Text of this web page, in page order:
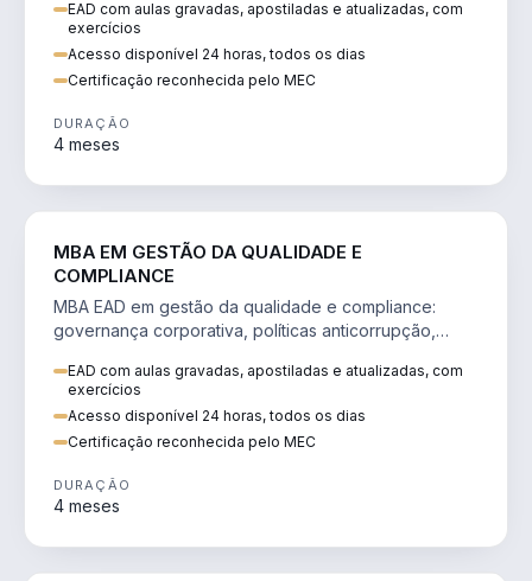
EAD com aulas gravadas, apostiladas e atualizadas, com
exercícios
Acesso disponível 24 horas, todos os dias
Certificação reconhecida pelo MEC
DURAÇÃO
4 meses
MBA EM GESTÃO DA QUALIDADE E
COMPLIANCE
MBA EAD em gestão da qualidade e compliance:
governança corporativa, políticas anticorrupção,
EAD com aulas gravadas, apostiladas e atualizadas, com
exercícios
Acesso disponível 24 horas, todos os dias
Certificação reconhecida pelo MEC
DURAÇÃO
4 meses